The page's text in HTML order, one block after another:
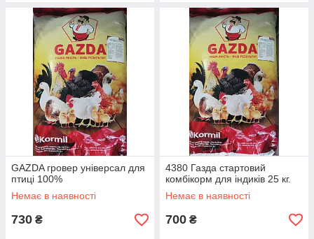
GAZDA гровер універсал для
птиці 100%
Немає в наявності
730 ₴
4380 Газда стартовий
комбікорм для індиків 25 кг.
Немає в наявності
700 ₴